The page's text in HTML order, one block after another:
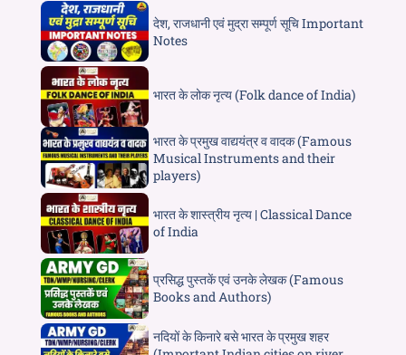
देश, राजधानी एवं मुद्रा सम्पूर्ण सूचि Important
Notes
भारत के लोक नृत्य (Folk dance of India)
भारत के प्रमुख वाद्ययंत्र व वादक (Famous
Musical Instruments and their
players)
भारत के शास्त्रीय नृत्य | Classical Dance
of India
प्रसिद्ध पुस्तकें एवं उनके लेखक (Famous
Books and Authors)
नदियों के किनारे बसे भारत के प्रमुख शहर